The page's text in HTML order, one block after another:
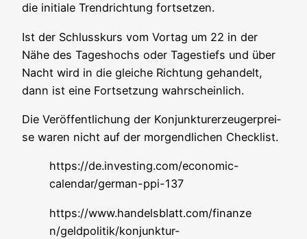
die initia­le Trend­rich­tung fortsetzen.
Ist der Schluss­kurs vom Vor­tag um 22 in der
Nähe des Tages­hochs oder Tages­tiefs und über
Nacht wird in die glei­che Rich­tung gehan­delt,
dann ist eine Fort­set­zung wahrscheinlich.
Die Ver­öf­fent­li­chung der Kon­junk­turer­zeu­ger­prei­
se waren nicht auf der mor­gend­li­chen Checklist.
https://de.investing.com/economic-
calendar/german-ppi-137
https://www.handelsblatt.com/finanze
n/geldpolitik/konjunktur-